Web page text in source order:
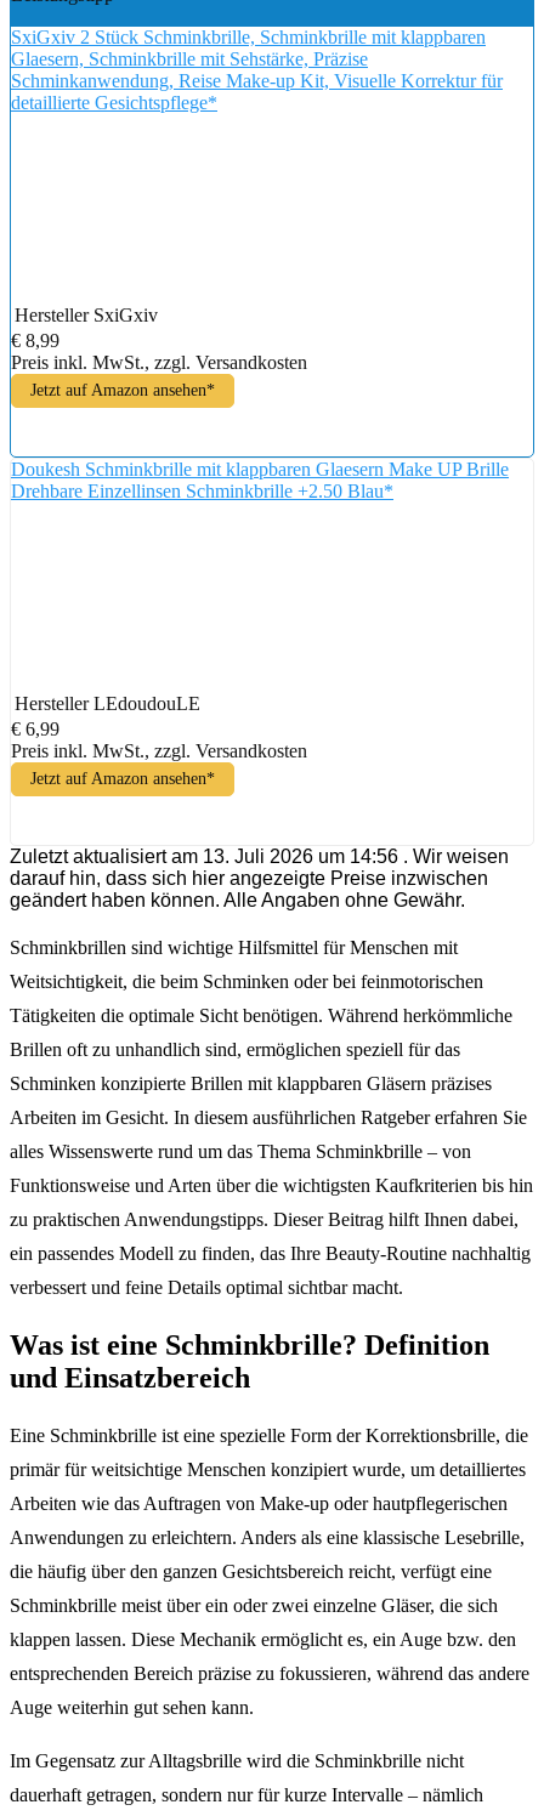
SxiGxiv 2 Stück Schminkbrille, Schminkbrille mit klappbaren
Glaesern, Schminkbrille mit Sehstärke, Präzise
Schminkanwendung, Reise Make-up Kit, Visuelle Korrektur für
detaillierte Gesichtspflege*
Hersteller SxiGxiv
€ 8,99
Preis inkl. MwSt., zzgl. Versandkosten
Jetzt auf Amazon ansehen*
Doukesh Schminkbrille mit klappbaren Glaesern Make UP Brille
Drehbare Einzellinsen Schminkbrille +2.50 Blau*
Hersteller LEdoudouLE
€ 6,99
Preis inkl. MwSt., zzgl. Versandkosten
Jetzt auf Amazon ansehen*
Zuletzt aktualisiert am 13. Juli 2026 um 14:56 . Wir weisen
darauf hin, dass sich hier angezeigte Preise inzwischen
geändert haben können. Alle Angaben ohne Gewähr.
Schminkbrillen sind wichtige Hilfsmittel für Menschen mit
Weitsichtigkeit, die beim Schminken oder bei feinmotorischen
Tätigkeiten die optimale Sicht benötigen. Während herkömmliche
Brillen oft zu unhandlich sind, ermöglichen speziell für das
Schminken konzipierte Brillen mit klappbaren Gläsern präzises
Arbeiten im Gesicht. In diesem ausführlichen Ratgeber erfahren Sie
alles Wissenswerte rund um das Thema Schminkbrille – von
Funktionsweise und Arten über die wichtigsten Kaufkriterien bis hin
zu praktischen Anwendungstipps. Dieser Beitrag hilft Ihnen dabei,
ein passendes Modell zu finden, das Ihre Beauty-Routine nachhaltig
verbessert und feine Details optimal sichtbar macht.
Was ist eine Schminkbrille? Definition
und Einsatzbereich
Eine Schminkbrille ist eine spezielle Form der Korrektionsbrille, die
primär für weitsichtige Menschen konzipiert wurde, um detailliertes
Arbeiten wie das Auftragen von Make-up oder hautpflegerischen
Anwendungen zu erleichtern. Anders als eine klassische Lesebrille,
die häufig über den ganzen Gesichtsbereich reicht, verfügt eine
Schminkbrille meist über ein oder zwei einzelne Gläser, die sich
klappen lassen. Diese Mechanik ermöglicht es, ein Auge bzw. den
entsprechenden Bereich präzise zu fokussieren, während das andere
Auge weiterhin gut sehen kann.
Im Gegensatz zur Alltagsbrille wird die Schminkbrille nicht
dauerhaft getragen, sondern nur für kurze Intervalle – nämlich